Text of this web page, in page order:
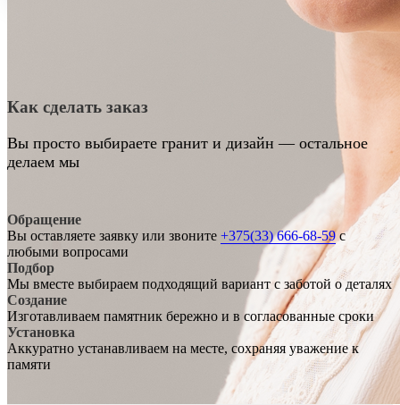
Как сделать заказ
Вы просто выбираете гранит и дизайн — остальное
делаем мы
Обращение
Вы оставляете заявку или звоните +375(33) 666-68-59с
любыми вопросами
Подбор
Мы вместе выбираем подходящий вариант с заботой о деталях
Создание
Изготавливаем памятник бережно и в согласованные сроки
Установка
Аккуратно устанавливаем на месте, сохраняя уважение к
памяти